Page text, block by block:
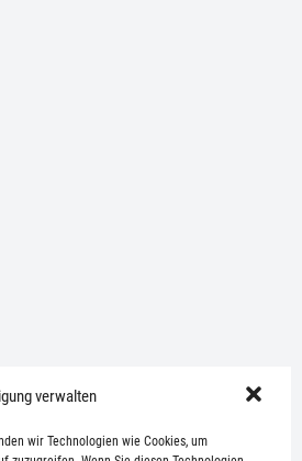
verwalten
wir Technologien wie Cookies, um